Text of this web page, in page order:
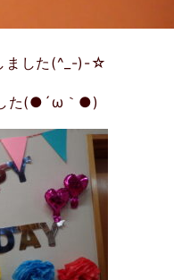
ました(^_-)-☆
た(●´ω｀●)